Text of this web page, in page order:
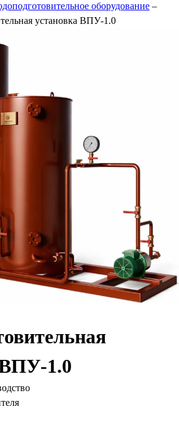
оборудование –
установка ВПУ-1.0
ВПУ-1.0